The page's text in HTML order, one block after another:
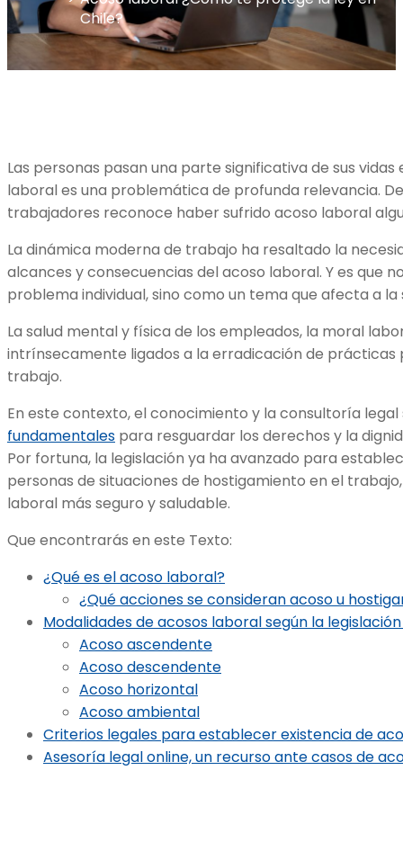
Chile?
Las personas pasan una parte significativa de sus
laboral es una problemática de profunda relevancia.
trabajadores reconoce haber sufrido acoso laboral
La dinámica moderna de trabajo ha resaltado la
alcances y consecuencias del acoso laboral. Y es que
problema individual, sino como un tema que afecta a
La salud mental y física de los empleados, la moral
intrínsecamente ligados a la erradicación de prácticas
trabajo.
En este contexto, el conocimiento y la consultoría
fundamentales para resguardar los derechos y la
Por fortuna, la legislación ya ha avanzado para
personas de situaciones de hostigamiento en el
laboral más seguro y saludable.
Que encontrarás en este Texto:
¿Qué es el acoso laboral?
¿Qué acciones se consideran acoso u
Modalidades de acosos laboral según la
Acoso ascendente
Acoso descendente
Acoso horizontal
Acoso ambiental
Criterios legales para establecer existencia de
Asesoría legal online, un recurso ante casos de